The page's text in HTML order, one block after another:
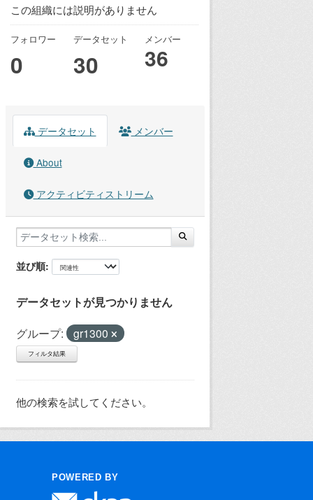
この組織には説明がありません
フォロワー
0
データセット
30
メンバー
36
データセット メンバー
About
アクティビティストリーム
並び順
データセットが見つかりません
グループ: gr1300
フィルタ結果
他の検索を試してください。
POWERED BY